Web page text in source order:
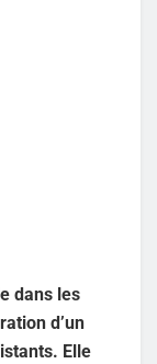
dans les
d’un
Elle